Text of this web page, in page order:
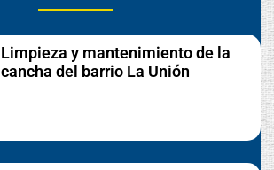
Limpieza y mantenimiento de la
cancha del barrio La Unión